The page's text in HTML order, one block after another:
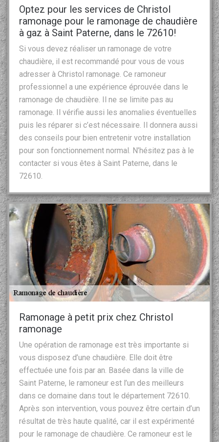
Optez pour les services de Christol
ramonage pour le ramonage de chaudière
à gaz à Saint Paterne, dans le 72610!
Si vous devez réaliser un ramonage de votre
chaudière, il est recommandé pour vous de vous
adresser à Christol ramonage. Ce ramoneur
professionnel a une expérience éprouvée dans le
ramonage de chaudière. Il ne se limite pas au
ramonage. Il vérifie aussi les anomalies éventuelles
puis les réparer si c’est nécessaire. Il donnera aussi
des conseils pour bien entretenir votre installation
pour son fonctionnement normal. N’hésitez pas à le
contacter si vous êtes à Saint Paterne, dans le
72610.
Ramonage à petit prix chez Christol
ramonage
Une opération de ramonage est très importante si
vous disposez d’une chaudière. Elle doit être
effectuée une fois par an. Basée dans la ville de
Saint Paterne, le ramoneur est l’un des meilleurs
dans ce domaine dans tout le département 72610.
Après son intervention, vous pouvez être certain d’un
résultat de très haute qualité, car il est expérimenté
pour le ramonage de chaudière. Ce ramoneur est le